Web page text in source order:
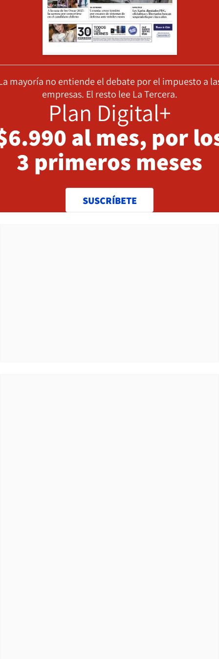
mayoría no entiende el debate por el impuesto a
empresas. El resto lee La Tercera.
Plan Digital+
al mes, por
3 primeros meses
SUSCRÍBETE